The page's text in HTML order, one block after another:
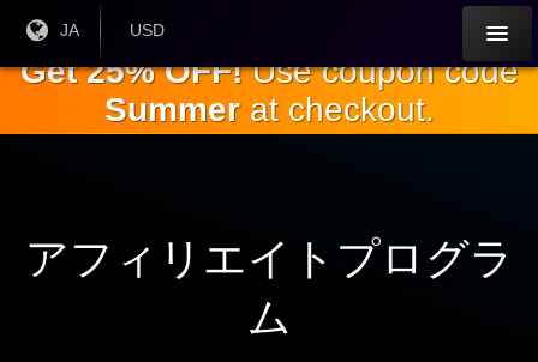
へ
ス
キ
現在
語：
JA
現在の
USD
Get 25% OFF!Use coupon code
Summerat checkout.
アフィリエイトプログラ
ム